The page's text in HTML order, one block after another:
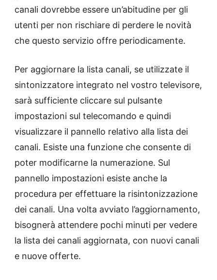
canali dovrebbe essere un’abitudine per gli
utenti per non rischiare di perdere le novità
che questo servizio offre periodicamente.
Per aggiornare la lista canali, se utilizzate il
sintonizzatore integrato nel vostro televisore,
sarà sufficiente cliccare sul pulsante
impostazioni sul telecomando e quindi
visualizzare il pannello relativo alla lista dei
canali. Esiste una funzione che consente di
poter modificarne la numerazione. Sul
pannello impostazioni esiste anche la
procedura per effettuare la risintonizzazione
dei canali. Una volta avviato l’aggiornamento,
bisognerà attendere pochi minuti per vedere
la lista dei canali aggiornata, con nuovi canali
e nuove offerte.